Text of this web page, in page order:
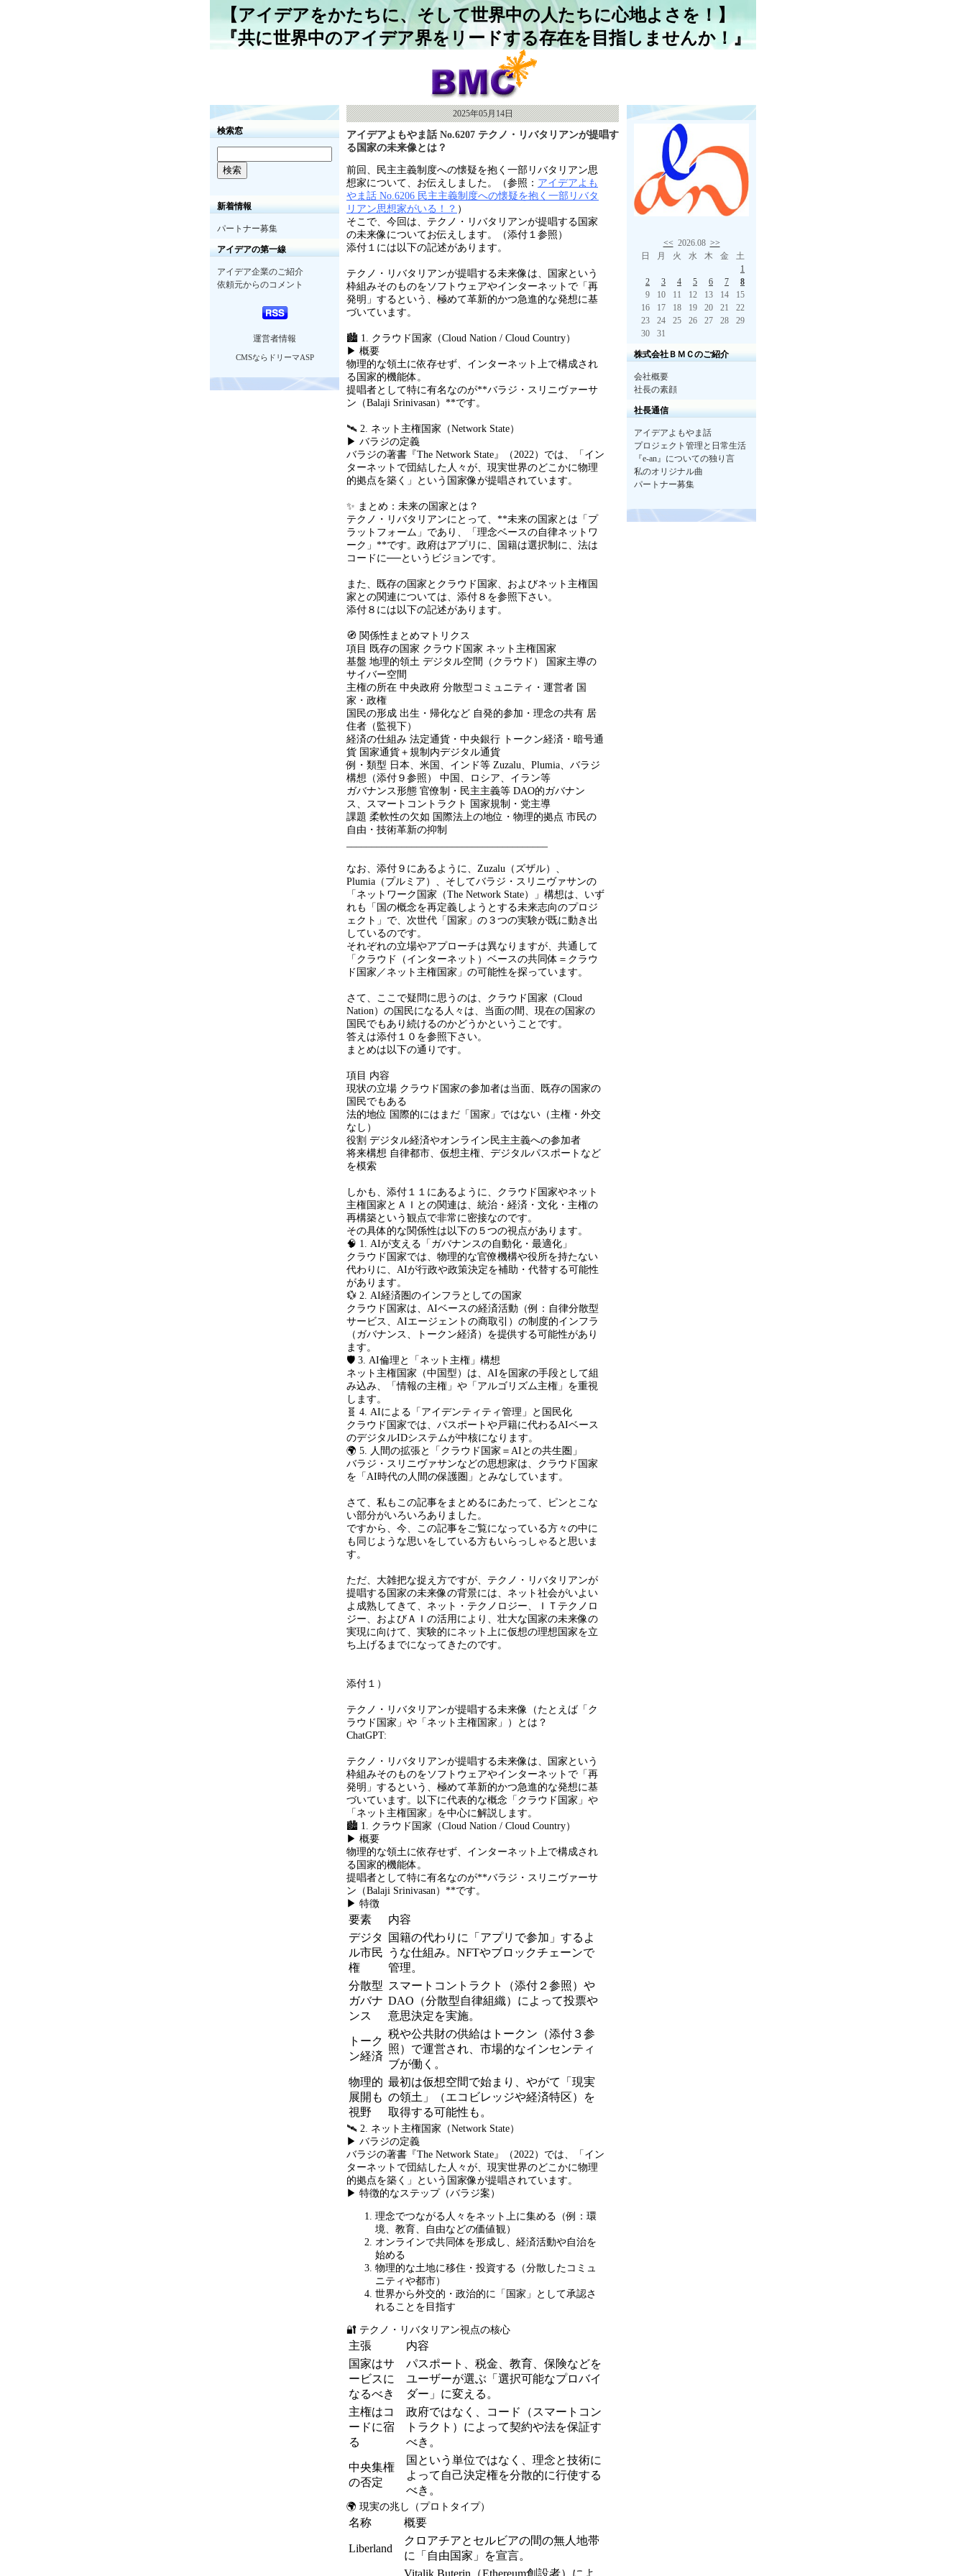
【アイデアをかたちに、そして世界中の人たちに心地よさを！】
『共に世界中のアイデア界をリードする存在を目指しませんか！』
検索窓
新着情報
パートナー募集
アイデアの第一線
アイデア企業のご紹介
依頼元からのコメント
運営者情報
CMSならドリーマASP
2025年05月14日
アイデアよもやま話 No.6207 テクノ・リバタリアンが提唱す
る国家の未来像とは？
前回、民主主義制度への懐疑を抱く一部リバタリアン思
想家について、お伝えしました。（参照： アイデアよも
やま話 No.6206 民主主義制度への懐疑を抱く一部リバタ
リアン思想家がいる！？ ）
そこで、今回は、テクノ・リバタリアンが提唱する国家
の未来像についてお伝えします。（添付１参照）
添付１には以下の記述があります。
テクノ・リバタリアンが提唱する未来像は、国家という
枠組みそのものをソフトウェアやインターネットで「再
発明」するという、極めて革新的かつ急進的な発想に基
づいています。
🏙️ 1. クラウド国家（Cloud Nation / Cloud Country）
▶ 概要
物理的な領土に依存せず、インターネット上で構成され
る国家的機能体。
提唱者として特に有名なのが**バラジ・スリニヴァーサ
ン（Balaji Srinivasan）**です。
🛰️ 2. ネット主権国家（Network State）
▶ バラジの定義
バラジの著書『The Network State』（2022）では、「イン
ターネットで団結した人々が、現実世界のどこかに物理
的拠点を築く」という国家像が提唱されています。
✨ まとめ：未来の国家とは？
テクノ・リバタリアンにとって、**未来の国家とは「プ
ラットフォーム」であり、「理念ベースの自律ネットワ
ーク」**です。政府はアプリに、国籍は選択制に、法は
コードに──というビジョンです。
また、既存の国家とクラウド国家、およびネット主権国
家との関連については、添付８を参照下さい。
添付８には以下の記述があります。
🧭 関係性まとめマトリクス
項目 既存の国家 クラウド国家 ネット主権国家
基盤 地理的領土 デジタル空間（クラウド） 国家主導の
サイバー空間
主権の所在 中央政府 分散型コミュニティ・運営者 国
家・政権
国民の形成 出生・帰化など 自発的参加・理念の共有 居
住者（監視下）
経済の仕組み 法定通貨・中央銀行 トークン経済・暗号通
貨 国家通貨＋規制内デジタル通貨
例・類型 日本、米国、インド等 Zuzalu、Plumia、バラジ
構想（添付９参照） 中国、ロシア、イラン等
ガバナンス形態 官僚制・民主主義等 DAO的ガバナン
ス、スマートコントラクト 国家規制・党主導
課題 柔軟性の欠如 国際法上の地位・物理的拠点 市民の
自由・技術革新の抑制
なお、添付９にあるように、Zuzalu（ズザル）、
Plumia（プルミア）、そしてバラジ・スリニヴァサンの
「ネットワーク国家（The Network State）」構想は、いず
れも「国の概念を再定義しようとする未来志向のプロジ
ェクト」で、次世代「国家」の３つの実験が既に動き出
しているのです。
それぞれの立場やアプローチは異なりますが、共通して
「クラウド（インターネット）ベースの共同体＝クラウ
ド国家／ネット主権国家」の可能性を探っています。
さて、ここで疑問に思うのは、クラウド国家（Cloud
Nation）の国民になる人々は、当面の間、現在の国家の
国民でもあり続けるのかどうかということです。
答えは添付１０を参照下さい。
まとめは以下の通りです。
項目 内容
現状の立場 クラウド国家の参加者は当面、既存の国家の
国民でもある
法的地位 国際的にはまだ「国家」ではない（主権・外交
なし）
役割 デジタル経済やオンライン民主主義への参加者
将来構想 自律都市、仮想主権、デジタルパスポートなど
を模索
しかも、添付１１にあるように、クラウド国家やネット
主権国家とＡＩとの関連は、統治・経済・文化・主権の
再構築という観点で非常に密接なのです。
その具体的な関係性は以下の５つの視点があります。
🧠 1. AIが支える「ガバナンスの自動化・最適化」
クラウド国家では、物理的な官僚機構や役所を持たない
代わりに、AIが行政や政策決定を補助・代替する可能性
があります。
💱 2. AI経済圏のインフラとしての国家
クラウド国家は、AIベースの経済活動（例：自律分散型
サービス、AIエージェントの商取引）の制度的インフラ
（ガバナンス、トークン経済）を提供する可能性があり
ます。
🛡 3. AI倫理と「ネット主権」構想
ネット主権国家（中国型）は、AIを国家の手段として組
み込み、「情報の主権」や「アルゴリズム主権」を重視
します。
🧬 4. AIによる「アイデンティティ管理」と国民化
クラウド国家では、パスポートや戸籍に代わるAIベース
のデジタルIDシステムが中核になります。
🌍 5. 人間の拡張と「クラウド国家＝AIとの共生圏」
バラジ・スリニヴァサンなどの思想家は、クラウド国家
を「AI時代の人間の保護圏」とみなしています。
さて、私もこの記事をまとめるにあたって、ピンとこな
い部分がいろいろありました。
ですから、今、この記事をご覧になっている方々の中に
も同じような思いをしている方もいらっしゃると思いま
す。
ただ、大雑把な捉え方ですが、テクノ・リバタリアンが
提唱する国家の未来像の背景には、ネット社会がいよい
よ成熟してきて、ネット・テクノロジー、ＩＴテクノロ
ジー、およびＡＩの活用により、壮大な国家の未来像の
実現に向けて、実験的にネット上に仮想の理想国家を立
ち上げるまでになってきたのです。
添付１）
テクノ・リバタリアンが提唱する未来像（たとえば「ク
ラウド国家」や「ネット主権国家」）とは？
ChatGPT:
テクノ・リバタリアンが提唱する未来像は、国家という
枠組みそのものをソフトウェアやインターネットで「再
発明」するという、極めて革新的かつ急進的な発想に基
づいています。以下に代表的な概念「クラウド国家」や
「ネット主権国家」を中心に解説します。
🏙️ 1. クラウド国家（Cloud Nation / Cloud Country）
▶ 概要
物理的な領土に依存せず、インターネット上で構成され
る国家的機能体。
提唱者として特に有名なのが**バラジ・スリニヴァーサ
ン（Balaji Srinivasan） **です。
▶ 特徴
要素
内容
デジタ
ル市民
権
国籍の代わりに「アプリで参加」するよ
うな仕組み。 NFTやブロックチェーンで
管理。
分散型
ガバナ
ンス
スマートコントラクト（添付２参照）や
DAO （分散型自律組織）によって投票や
意思決定を実施。
トーク
ン経済
税や公共財の供給はトークン（添付３参
照）で運営され、市場的なインセンティ
ブが働く。
物理的
展開も
視野
最初は仮想空間で始まり、やがて「現実
の領土」（エコビレッジや経済特区）を
取得する可能性も。
🛰️ 2. ネット主権国家（Network State）
▶ バラジの定義
バラジの著書『The Network State』（2022）では、「イン
ターネットで団結した人々が、現実世界のどこかに物理
的拠点を築く」という国家像が提唱されています。
▶ 特徴的なステップ（バラジ案）
理念でつながる人々をネット上に集める（例：環
境、教育、自由などの価値観）
オンラインで共同体を形成し、経済活動や自治を
始める
物理的な土地に移住・投資する（分散したコミュ
ニティや都市）
世界から外交的・政治的に「国家」として承認さ
れることを目指す
🔐 テクノ・リバタリアン視点の核心
主張
内容
国家はサ
ービスに
なるべき
パスポート、税金、教育、保険などを
ユーザーが選ぶ「選択可能なプロバイ
ダー」に変える。
主権はコ
ードに宿
る
政府ではなく、コード（スマートコン
トラクト）によって契約や法を保証す
べき。
中央集権
の否定
国という単位ではなく、理念と技術に
よって自己決定権を分散的に行使する
べき。
🌍 現実の兆し（プロトタイプ）
名称 概要
Liberland
クロアチアとセルビアの間の無人地帯
に「自由国家」を宣言。
Vitalik Buterin（Ethereum創設者）によ
<< 2026.08 >>
日
2
9
16
23
30
月
3
10
17
24
31
火
4
11
18
25
水
5
12
19
26
木
6
13
20
27
金
7
14
21
28
土
1
8
15
22
29
株式会社ＢＭＣのご紹介
会社概要
社長の素顔
社長通信
アイデアよもやま話
プロジェクト管理と日常生活
『e-an』についての独り言
私のオリジナル曲
パートナー募集